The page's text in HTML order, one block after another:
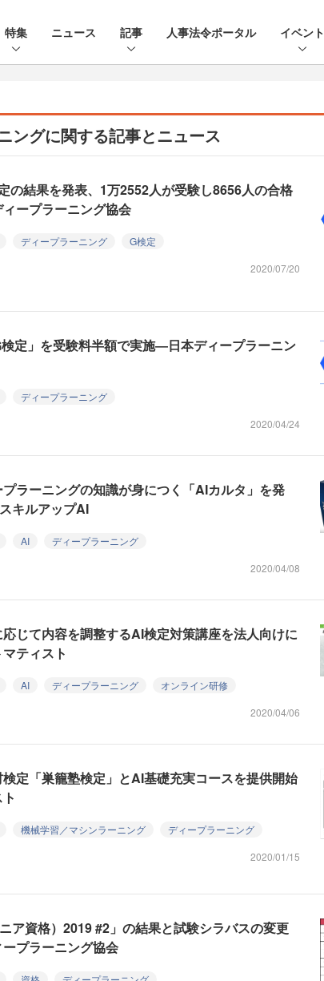
特集 ニュース 記事 人事法令ポータル イベント
ングに関する記事とニュース
の結果を発表、1万2552人が受験し8656人の合格
ープラーニング協会
ディープラーニング
G検定
2020/07/20
定」を受験料半額で実施―日本ディープラーニン
ディープラーニング
2020/04/24
ラーニングの知識が身につく「AIカルタ」を発
キルアップAI
AI
ディープラーニング
2020/04/08
じて内容を調整するAI検定対策講座を法人向けに
ティスト
AI ディープラーニング
オンライン研修
2020/04/06
定「巣籠塾検定」とAI基礎充実コースを提供開始
機械学習／マシンラーニング
ディープラーニング
2020/01/15
ア資格）2019 #2」の結果と試験シラバスの変更
プラーニング協会